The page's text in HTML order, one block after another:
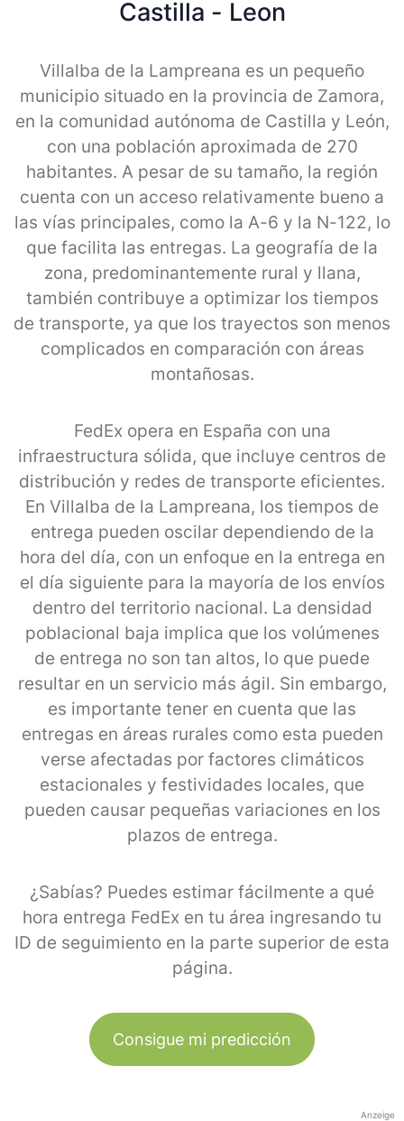
Castilla - Leon
Villalba de la Lampreana es un pequeño
municipio situado en la provincia de Zamora,
en la comunidad autónoma de Castilla y León,
con una población aproximada de 270
habitantes. A pesar de su tamaño, la región
cuenta con un acceso relativamente bueno a
las vías principales, como la A-6 y la N-122, lo
que facilita las entregas. La geografía de la
zona, predominantemente rural y llana,
también contribuye a optimizar los tiempos
de transporte, ya que los trayectos son menos
complicados en comparación con áreas
montañosas.
FedEx opera en España con una
infraestructura sólida, que incluye centros de
distribución y redes de transporte eficientes.
En Villalba de la Lampreana, los tiempos de
entrega pueden oscilar dependiendo de la
hora del día, con un enfoque en la entrega en
el día siguiente para la mayoría de los envíos
dentro del territorio nacional. La densidad
poblacional baja implica que los volúmenes
de entrega no son tan altos, lo que puede
resultar en un servicio más ágil. Sin embargo,
es importante tener en cuenta que las
entregas en áreas rurales como esta pueden
verse afectadas por factores climáticos
estacionales y festividades locales, que
pueden causar pequeñas variaciones en los
plazos de entrega.
¿Sabías? Puedes estimar fácilmente a qué
hora entrega FedEx en tu área ingresando tu
ID de seguimiento en la parte superior de esta
página.
Consigue mi predicción
Anzeige